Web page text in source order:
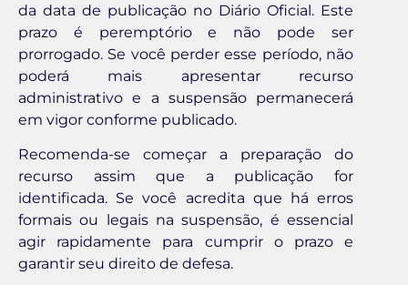
da data de publicação no Diário Oficial. Este
prazo é peremptório e não pode ser
prorrogado. Se você perder esse período, não
poderá mais apresentar recurso
administrativo e a suspensão permanecerá
em vigor conforme publicado.
Recomenda-se começar a preparação do
recurso assim que a publicação for
identificada. Se você acredita que há erros
formais ou legais na suspensão, é essencial
agir rapidamente para cumprir o prazo e
garantir seu direito de defesa.